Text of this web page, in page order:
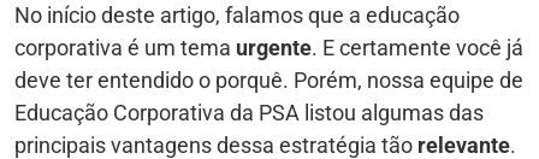
No início deste artigo, falamos que a educação
corporativa é um tema urgente. E certamente você já
deve ter entendido o porquê. Porém, nossa equipe de
Educação Corporativa da PSA listou algumas das
principais vantagens dessa estratégia tão relevante.